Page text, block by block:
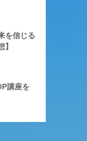
を信じる
】
講座を